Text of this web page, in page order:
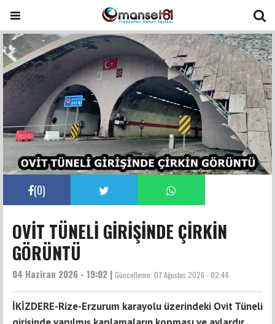
(0)
OVİT TÜNELİ GİRİŞİNDE ÇİRKİN
GÖRÜNTÜ
04 Haziran 2026 - 19:02 | Güncelleme: 07 Ağustos 2026 - 02:46
İKİZDERE-Rize-Erzurum karayolu üzerindeki Ovit Tüneli